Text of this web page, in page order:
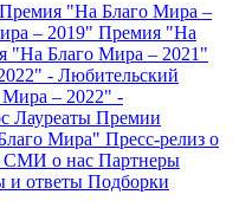
Премия "На Благо Мира –
– 2019" Премия "На
"На Благо Мира – 2021"
- Любительский
– 2022" -
Лауреаты Премии
Мира" Пресс-релиз о
СМИ о нас Партнеры
и ответы Подборки